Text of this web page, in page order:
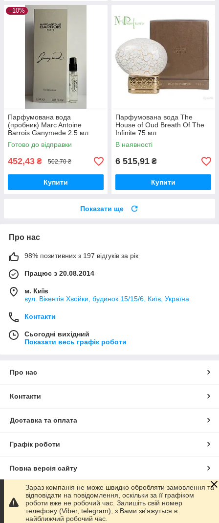
–10%
Парфумована вода
(пробник) Marc Antoine
Barrois Ganymede 2.5 мл
Готово до відправки
452,43 ₴ 502,70 ₴
Купити
Парфумована вода The
House of Oud Breath Of The
Infinite 75 мл
В наявності
6 515,91 ₴
Купити
Показати ще
Про нас
98% позитивних з 197 відгуків за рік
Працює з 20.08.2014
м. Київ
вул. Вікентія Хвойки, будинок 15/15/6, Київ, Україна
Контакти
Сьогодні вихідний
Показати весь графік роботи
Про нас
Контакти
Доставка та оплата
Графік роботи
Повна версія сайту
Сайт створено на маркетплейсіProm.ua
Політика конфіденційності
Зараз компанія не може швидко обробляти замовлення та
відповідати на повідомлення, оскільки за її графіком
роботи вже не робочий час. Залишіть свій номер
телефону (Viber, telegram), з Вами зв'яжуться в
найближчий робочий час.